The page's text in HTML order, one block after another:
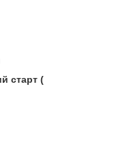
старт (